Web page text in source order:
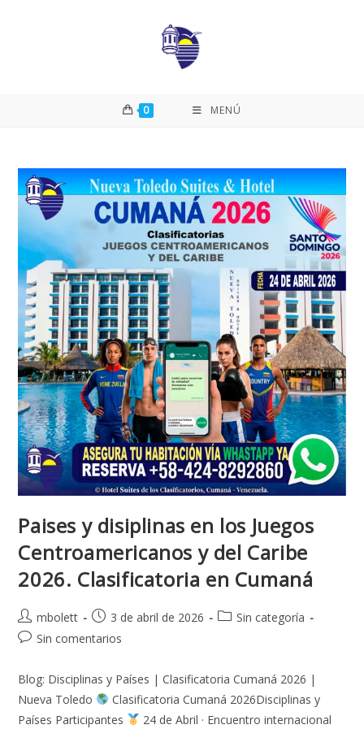
0 MENÚ
Paises y disiplinas en los Juegos
Centroamericanos y del Caribe
2026. Clasificatoria en Cumaná
mbolett 3 de abril de 2026
Sin categoría
Sin comentarios
Blog: Disciplinas y Países | Clasificatoria Cumaná 2026 |
Nueva Toledo
Clasificatoria Cumaná 2026Disciplinas y
Países Participantes
24 de Abril · Encuentro internacional